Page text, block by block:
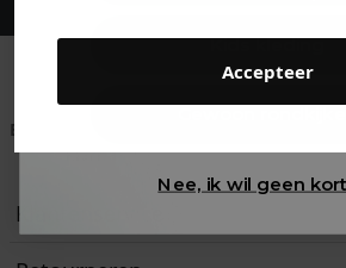
Accepteer
Betaal achteraf met
Klarna
is morgen in huis!*
Klantenservice
Kids kleding
Nee, ik wil geen